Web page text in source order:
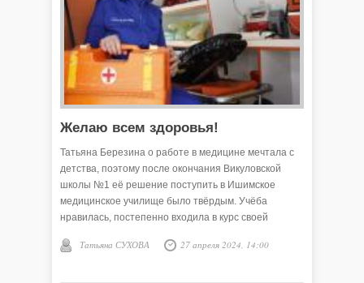
Желаю всем здоровья!
Татьяна Березина о работе в медицине мечтала с
детства, поэтому после окончания Викуловской
школы №1 её решение поступить в Ишимское
медицинское училище было твёрдым. Учёба
нравилась, постепенно входила в курс своей
пронеслись…
Татьяна СУХОВА 27 апреля 2024, 14:00